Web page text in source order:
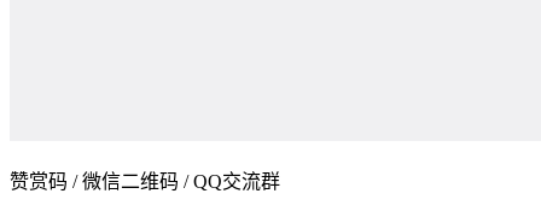
赞赏码 / 微信二维码 / QQ交流群